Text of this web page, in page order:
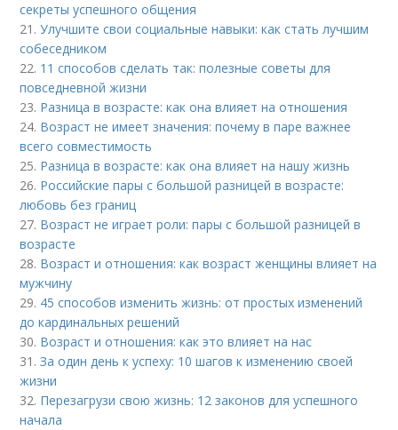
секреты успешного общения
21.Улучшите свои социальные навыки: как стать лучшим
собеседником
22. 11 способов сделать так: полезные советы для
повседневной жизни
23. Разница в возрасте: как она влияет на отношения
24. Возраст не имеет значения: почему в паре важнее
всего совместимость
25. Разница в возрасте: как она влияет на нашу жизнь
26. Российские пары с большой разницей в возрасте:
любовь без границ
27. Возраст не играет роли: пары с большой разницей в
возрасте
28. Возраст и отношения: как возраст женщины влияет на
мужчину
29. 45 способов изменить жизнь: от простых изменений
до кардинальных решений
30. Возраст и отношения: как это влияет на нас
31.За один день к успеху: 10 шагов к изменению своей
жизни
32. Перезагрузи свою жизнь: 12 законов для успешного
начала